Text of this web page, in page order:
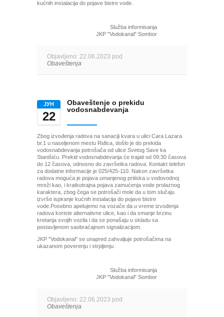
kućnih instalacija do pojave bistre vode.
Služba informisanja
JKP "Vodokanal" Sombor
Objavljeno: 22.06.2023 pod
Obaveštenja
ЈУН
22
Obaveštenje o prekidu
vodosnabdevanja
Zbog izvođenja radova na sanaciji kvara u ulici Cara Lazara
br.1 u naseljenom mestu Riđica, došlo je do prekida
vodosnabdevanja potrošača od ulice Svetog Save ka
Stanišiću. Prekid vodosnabdevanja će trajati od 09:30 časova
do 12 časova, odnosno do završetka radova. Kontakt telefon
za dodatne informacije je 025/425-110. Nakon završetka
radova moguća je pojava umanjenog pritiska u vodovodnoj
mreži kao, i kratkotrajna pojava zamućenja vode prolaznog
karaktera, zbog čega se potrošači mole da u tom slučaju
izvrše ispiranje kućnih instalacija do pojave bistre
vode.Posebno apelujemo na vozače da u vreme izvođenja
radova koriste alternativne ulice, kao i da smanje brzinu
kretanja svojih vozila i da se ponašaju u skladu sa
postavljenom saobraćajnom signalizacijom.
JKP "Vodokanal" se unapred zahvaljuje potrošačima na
ukazanom poverenju i strpljenju.
Služba informisanja
JKP "Vodokanal" Sombor
Objavljeno: 22.06.2023 pod
Obaveštenja